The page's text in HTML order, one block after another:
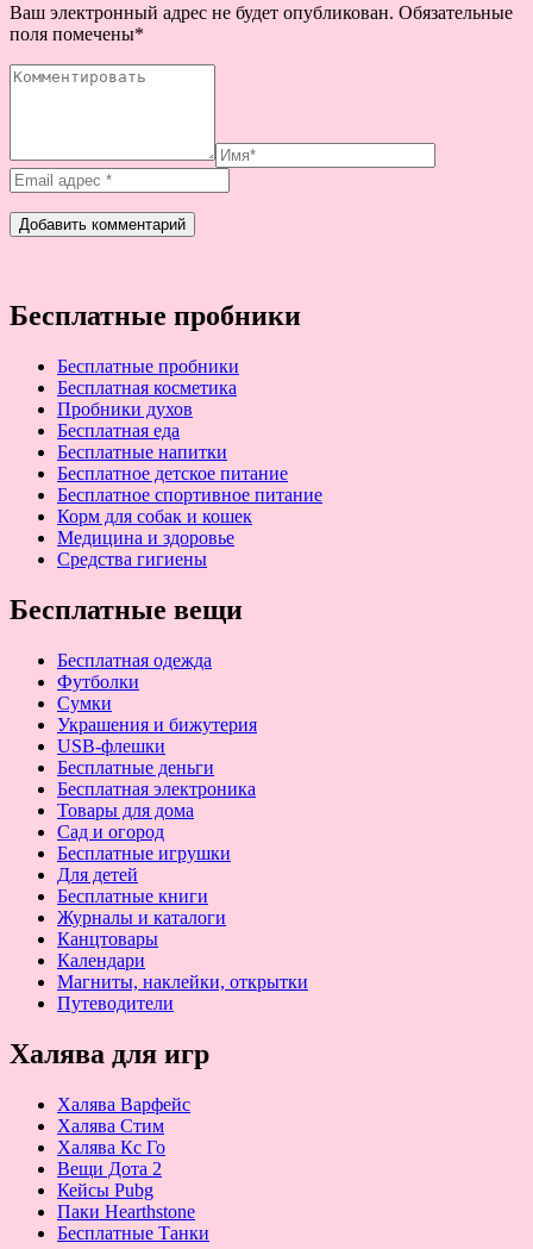
Ваш электронный адрес не будет опубликован. Обязательные
поля помечены*
Бесплатные пробники
Бесплатные пробники
Бесплатная косметика
Пробники духов
Бесплатная еда
Бесплатные напитки
Бесплатное детское питание
Бесплатное спортивное питание
Корм для собак и кошек
Медицина и здоровье
Средства гигиены
Бесплатные вещи
Бесплатная одежда
Футболки
Сумки
Украшения и бижутерия
USB-флешки
Бесплатные деньги
Бесплатная электроника
Товары для дома
Сад и огород
Бесплатные игрушки
Для детей
Бесплатные книги
Журналы и каталоги
Канцтовары
Календари
Магниты, наклейки, открытки
Путеводители
Халява для игр
Халява Варфейс
Халява Стим
Халява Кс Го
Вещи Дота 2
Кейсы Pubg
Паки Hearthstone
Бесплатные Танки